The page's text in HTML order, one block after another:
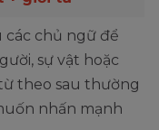
các chủ ngữ để
sự vật hoặc
theo sau thường
nhấn mạnh